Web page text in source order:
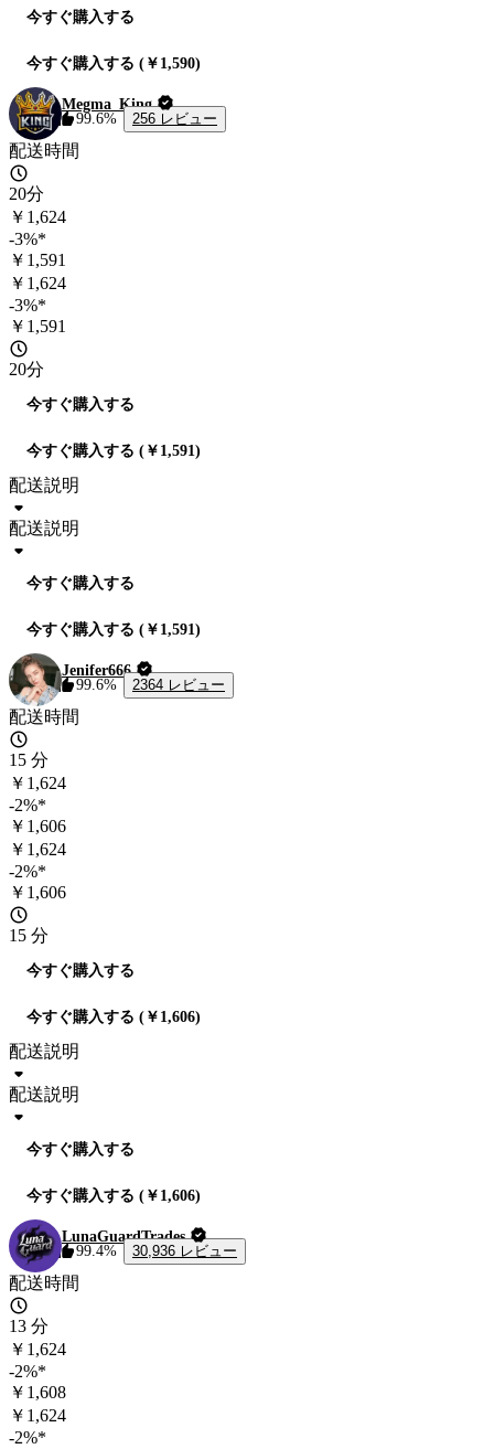
今すぐ購入する
今すぐ購入する (￥1,590)
Megma_King
99.6%
256 レビュー
配送時間
20分
￥1,624
-3%*
￥1,591
￥1,624
-3%*
￥1,591
20分
今すぐ購入する
今すぐ購入する (￥1,591)
配送説明
配送説明
今すぐ購入する
今すぐ購入する (￥1,591)
Jenifer666
99.6%
2364 レビュー
配送時間
15 分
￥1,624
-2%*
￥1,606
￥1,624
-2%*
￥1,606
15 分
今すぐ購入する
今すぐ購入する (￥1,606)
配送説明
配送説明
今すぐ購入する
今すぐ購入する (￥1,606)
LunaGuardTrades
99.4%
30,936 レビュー
配送時間
13 分
￥1,624
-2%*
￥1,608
￥1,624
-2%*